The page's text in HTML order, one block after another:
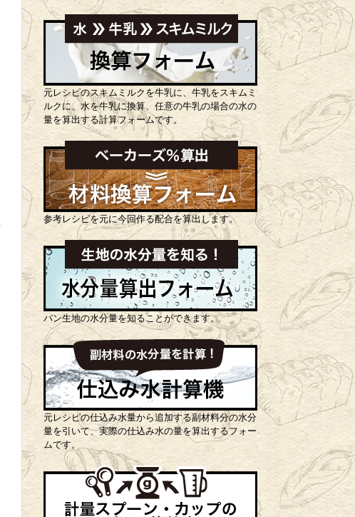
元レシピのスキムミルクを牛乳に、牛乳をスキムミ
ルクに、水を牛乳に換算、任意の牛乳の場合の水の
量を算出する計算フォームです。
参考レシピを元に今回作る配合を算出します。
パン生地の水分量を知ることができます。
元レシピの仕込み水量から追加する副材料分の水分
量を引いて、実際の仕込み水の量を算出するフォー
ムです。